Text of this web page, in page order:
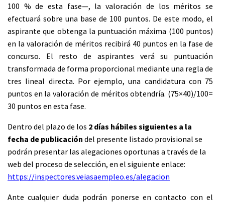
100 % de esta fase—, la valoración de los méritos se
efectuará sobre una base de 100 puntos. De este modo, el
aspirante que obtenga la puntuación máxima (100 puntos)
en la valoración de méritos recibirá 40 puntos en la fase de
concurso. El resto de aspirantes verá su puntuación
transformada de forma proporcional mediante una regla de
tres lineal directa. Por ejemplo, una candidatura con 75
puntos en la valoración de méritos obtendría. (75×40)/100=
30 puntos en esta fase.
Dentro del plazo de los 2 días hábiles siguientes a la
fecha de publicación del presente listado provisional se
podrán presentar las alegaciones oportunas a través de la
web del proceso de selección, en el siguiente enlace:
https://inspectores.veiasaempleo.es/alegacion
Ante cualquier duda podrán ponerse en contacto con el